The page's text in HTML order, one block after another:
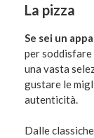
La pizza
Se sei un
per
una vasta
gustare le
autenticità.
Dalle classiche